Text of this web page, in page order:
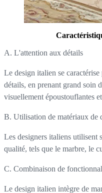
A. L'attention aux détails
Le design italien se
détails, en prenant grand soin
visuellement époustouflantes
B. Utilisation de matériaux de
Les designers italiens utilisent
qualité, tels que le marbre, le
C. Combinaison de
Le design italien intègre de